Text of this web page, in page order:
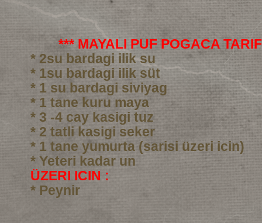
*** MAYALI PUF POGACA
* 2su bardagi ilik su
* 1su bardagi ilik süt
* 1 su bardagi siviyag
* 1 tane kuru maya
* 3 -4 cay kasigi tuz
* 2 tatli kasigi seker
* 1 tane yumurta (sarisi üzeri icin)
* Yeteri kadar un
ÜZERI ICIN :
* Peynir